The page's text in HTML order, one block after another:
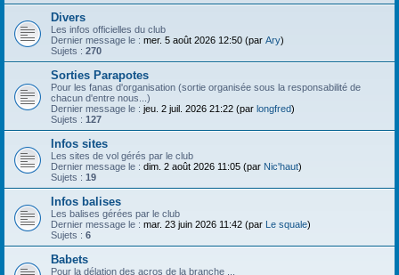
Divers
Les infos officielles du club
Dernier message le : mer. 5 août 2026 12:50 (par Ary)
Sujets : 270
Sorties Parapotes
Pour les fanas d'organisation (sortie organisée sous la responsabilité de
chacun d'entre nous...)
Dernier message le : jeu. 2 juil. 2026 21:22 (par longfred)
Sujets : 127
Infos sites
Les sites de vol gérés par le club
Dernier message le : dim. 2 août 2026 11:05 (par Nic'haut)
Sujets : 19
Infos balises
Les balises gérées par le club
Dernier message le : mar. 23 juin 2026 11:42 (par Le squale)
Sujets : 6
Babets
Pour la délation des acros de la branche ...